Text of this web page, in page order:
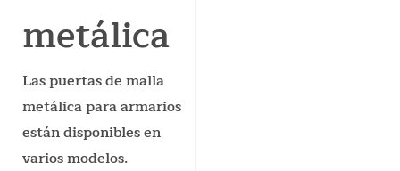
metálica
Las puertas de malla
metálica para armarios
están disponibles en
varios modelos.